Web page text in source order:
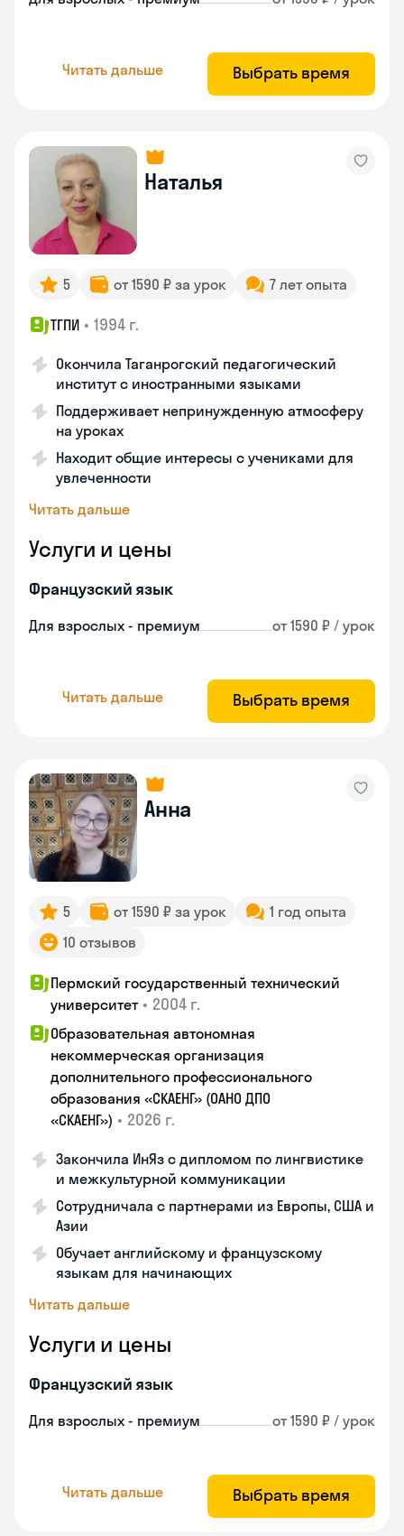
Читать дальше Выбрать время
Наталья
5 от 1590 ₽ за урок 7 лет опыта
ТГПИ • 1994 г.
Окончила Таганрогский педагогический
институт с иностранными языками
Поддерживает непринужденную атмосферу
на уроках
Находит общие интересы с учениками для
увлеченности
Читать дальше
Услуги и цены
Французский язык
Для взрослых - премиум от 1590 ₽ / урок
Читать дальше Выбрать время
Анна
5 от 1590 ₽ за урок
1 год опыта
10 отзывов
Пермский государственный технический
университет • 2004 г.
Образовательная автономная
некоммерческая организация
дополнительного профессионального
образования «СКАЕНГ» (ОАНО ДПО
«СКАЕНГ») • 2026 г.
Закончила ИнЯз с дипломом по лингвистике
и межкультурной коммуникации
Сотрудничала с партнерами из Европы, США и
Азии
Обучает английскому и французскому
языкам для начинающих
Читать дальше
Услуги и цены
Французский язык
Для взрослых - премиум от 1590 ₽ / урок
Читать дальше Выбрать время